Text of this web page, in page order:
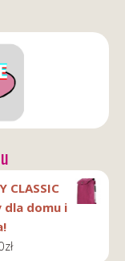
CLASSIC
dla domu i
zł